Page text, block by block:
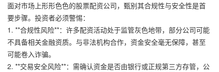
面对市场上形形色色的股票配资公司，甄别其合规性与安全性是首
要步骤。投资者必须警惕：
1. **合规性风险**：许多配资活动处于监管灰色地带，部分公司可能
不具备相关金融资质。与非法机构合作，资金安全毫无保障，甚至
可能卷入诈骗。
2. **交易安全风险**：需确认资金是否由银行或正规第三方存管，公